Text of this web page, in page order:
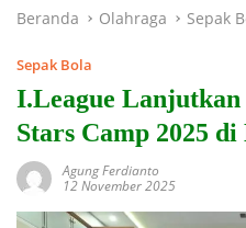
Beranda Olahraga Sepak
Sepak Bola
I.League
Stars Camp 2025 di
Agung Ferdianto
12 November 2025